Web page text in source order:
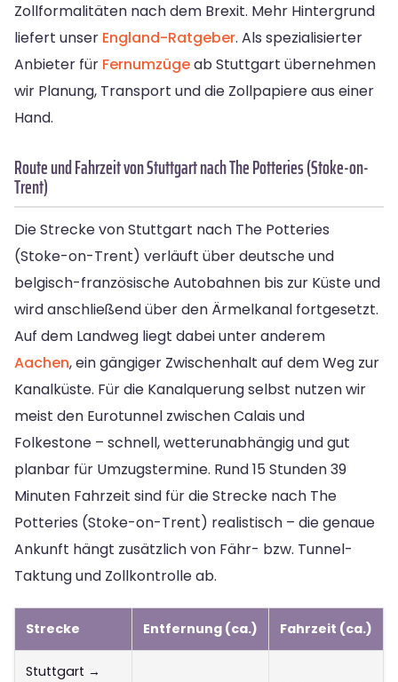
Zollformalitäten nach dem Brexit. Mehr Hintergrund
liefert unser England-Ratgeber. Als spezialisierter
Anbieter für Fernumzügeab Stuttgart übernehmen
wir Planung, Transport und die Zollpapiere aus einer
Hand.
Route und Fahrzeit von Stuttgart nach The Potteries (Stoke-on-
Trent)
Die Strecke von Stuttgart nach The Potteries
(Stoke-on-Trent) verläuft über deutsche und
belgisch-französische Autobahnen bis zur Küste und
wird anschließend über den Ärmelkanal fortgesetzt.
Auf dem Landweg liegt dabei unter anderem
Aachen, ein gängiger Zwischenhalt auf dem Weg zur
Kanalküste. Für die Kanalquerung selbst nutzen wir
meist den Eurotunnel zwischen Calais und
Folkestone – schnell, wetterunabhängig und gut
planbar für Umzugstermine. Rund 15 Stunden 39
Minuten Fahrzeit sind für die Strecke nach The
Potteries (Stoke-on-Trent) realistisch – die genaue
Ankunft hängt zusätzlich von Fähr- bzw. Tunnel-
Taktung und Zollkontrolle ab.
Strecke Entfernung (ca.) Fahrzeit (ca.)
Stuttgart →